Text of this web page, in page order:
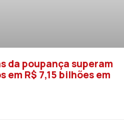
da poupança superam
em R$ 7,15 bilhões em